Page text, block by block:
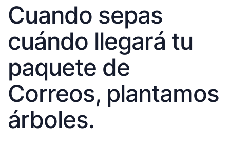
Cuando sepas
cuándo llegará tu
paquete de
Correos, plantamos
árboles.